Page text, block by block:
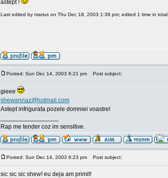
astept !
Last edited by marius on Thu Dec 18, 2003 1:39 pm; edited 1 time in total
Posted: Sun Dec 14, 2003 6:21 pm Post subject:
gieee
shewannaz@hotmail.com
Astept infrigurata pozele domniei voastre!
Rap me tender coz im sensitive.
Posted: Sun Dec 14, 2003 6:23 pm Post subject:
sic sic sic shew! eu deja am primit!